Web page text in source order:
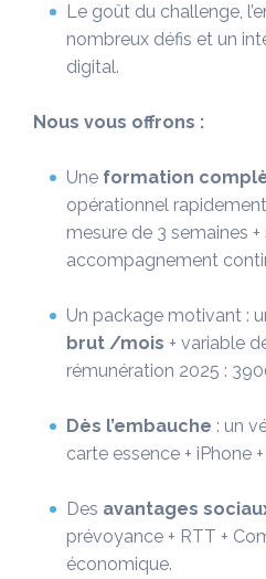
Le goût du challenge,
nombreux défis et un
digital.
Nous vous offrons :
Une formation
opérationnel
mesure de 3 semaines +
accompagnement
Un package motivant :
brut /mois + variable
rémunération 2025 :
Dès l’embauche : un
carte essence + iPhone
Des avantages
prévoyance + RTT +
économique.